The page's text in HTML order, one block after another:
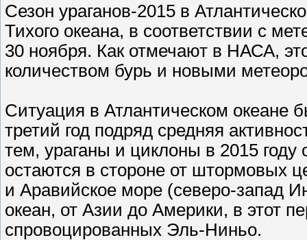
Сезон ураганов-2015 в
Тихого океана, в соответствии с
30 ноября. Как отмечают в НАСА,
количеством бурь и новыми
Ситуация в Атлантическом океане
третий год подряд средняя
тем, ураганы и циклоны в 2015
остаются в стороне от штормовых
и Аравийское море (северо-запад
океан, от Азии до Америки, в этот
спровоцированных Эль-Ниньо.